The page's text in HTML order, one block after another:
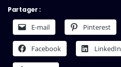
Partager :
E-mail Pinterest
Facebook LinkedIn